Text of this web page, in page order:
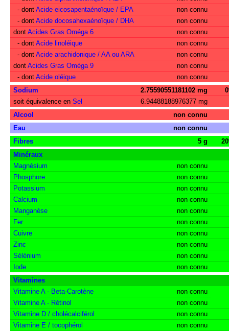
- dont Acide eicosapentaénoïque / EPA
non connu
- dont Acide docosahexaénoïque / DHA
non connu
dont Acides Gras Oméga 6
non connu
- dont Acide linoléique
non connu
- dont Acide arachidonique / AA ou ARA
non connu
dont Acides Gras Oméga 9
non connu
- dont Acide oléique
non connu
Sodium
2.75590551181102 mg
soit équivalence en Sel
6.94488188976377 mg
Alcool
non connu
Eau
non connu
Fibres
5 g
Minéraux
Magnésium
non connu
Phosphore
non connu
Potassium
non connu
Calcium
non connu
Manganèse
non connu
Fer
non connu
Cuivre
non connu
Zinc
non connu
Sélénium
non connu
Iode
non connu
Vitamines
Vitamine A - Beta-Carotène
non connu
Vitamine A - Rétinol
non connu
Vitamine D / cholécalciférol
non connu
Vitamine E / tocophérol
non connu